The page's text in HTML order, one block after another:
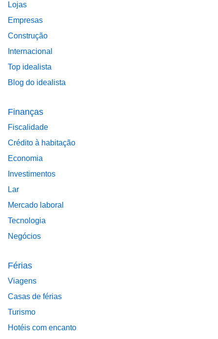
Lojas
Empresas
Construção
Internacional
Top idealista
Blog do idealista
Finanças
Fiscalidade
Crédito à habitação
Economia
Investimentos
Lar
Mercado laboral
Tecnologia
Negócios
Férias
Viagens
Casas de férias
Turismo
Hotéis com encanto